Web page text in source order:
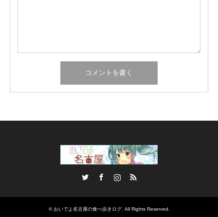
RSS
© おいでよ名古屋の食べ歩きログ. All Rights Reserved.